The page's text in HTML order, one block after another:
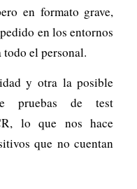
en formato grave,
en los entornos
el personal.
y otra la posible
pruebas de test
lo que nos hace
que no cuentan